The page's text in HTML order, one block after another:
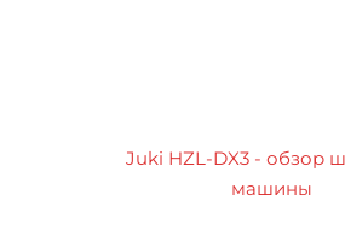
Juki HZL-DX3 - обзор
машины